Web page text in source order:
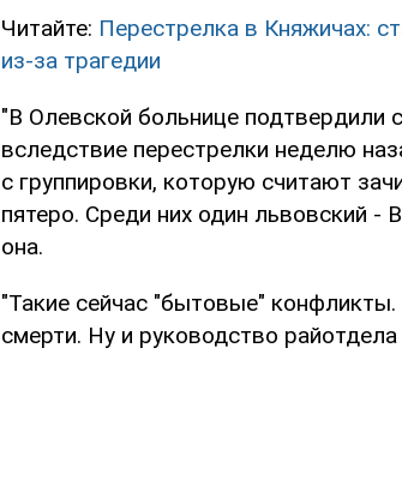
Читайте: Перестрелка в Княжичах:
из-за трагедии
"В Олевской больнице подтвердили
вследствие перестрелки неделю
с группировки, которую считают
пятеро. Среди них один львовский -
она.
"Такие сейчас "бытовые"
смерти. Ну и руководство